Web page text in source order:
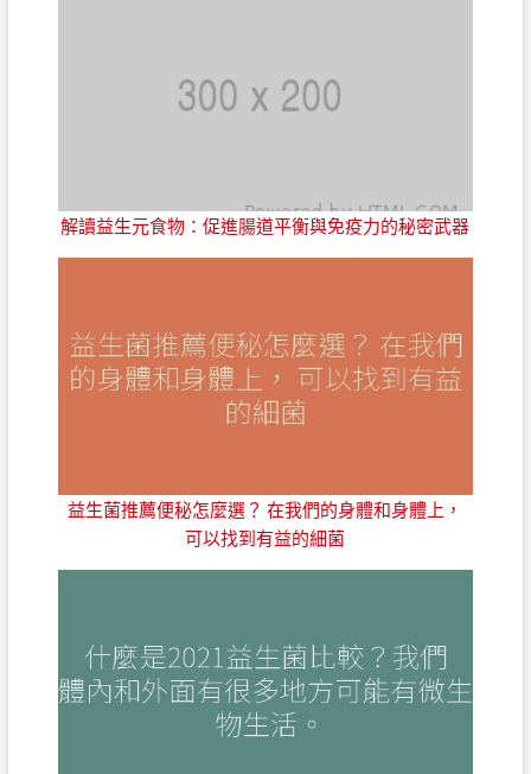
解讀益生元食物：促進腸道平衡與免疫力的秘密武器
益生菌推薦便秘怎麼選？ 在我們的身體和身體上，
可以找到有益的細菌